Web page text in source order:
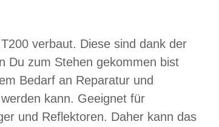
verbaut. Diese sind dank der
Du zum Stehen gekommen bist
Bedarf an Reparatur und
kann. Geeignet für
und Reflektoren. Daher kann das